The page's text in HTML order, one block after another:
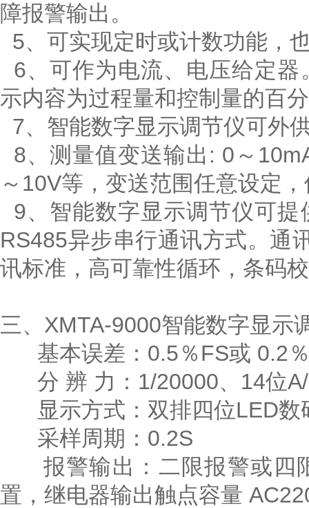
障报警输出。
5、可实现定时或计数功能，
6、可作为电流、电压给定
示内容为过程量和控制量的百
7、智能数字显示调节仪可外
8、测量值变送输出: 0～
～10V等，变送范围任意设定
9、智能数字显示调节仪可
RS485异步串行通讯方式。通
讯标准，高可靠性循环，条码
三、XMTA-9000智能数字显示
基本误差：0.5％FS或 0.2
分 辨 力：1/20000、14位A/
显示方式：双排四位LED数
采样周期：0.2S
报警输出：二限报警或四
置，继电器输出触点容量